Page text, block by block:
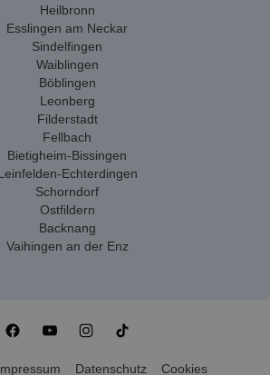
Heilbronn
Esslingen am Neckar
Sindelfingen
Waiblingen
Böblingen
Leonberg
Filderstadt
Fellbach
Bietigheim-Bissingen
Leinfelden-Echterdingen
Schorndorf
Ostfildern
Backnang
Vaihingen an der Enz
Impressum Datenschutz Cookies